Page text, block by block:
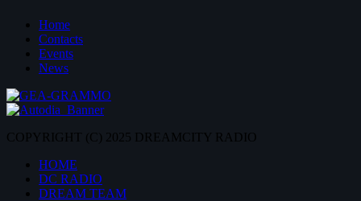
Home
Contacts
Events
News
COPYRIGHT (C) 2025 DREAMCITY RADIO
HOME
DC RADIO
DREAM TEAM